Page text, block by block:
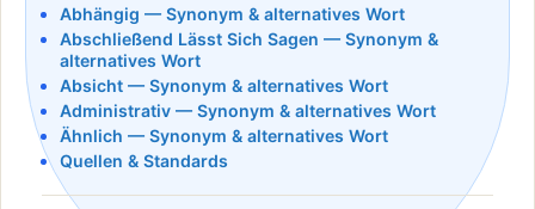
Abhängig — Synonym & alternatives Wort
Abschließend Lässt Sich Sagen — Synonym &
alternatives Wort
Absicht — Synonym & alternatives Wort
Administrativ — Synonym & alternatives Wort
Ähnlich — Synonym & alternatives Wort
Quellen & Standards